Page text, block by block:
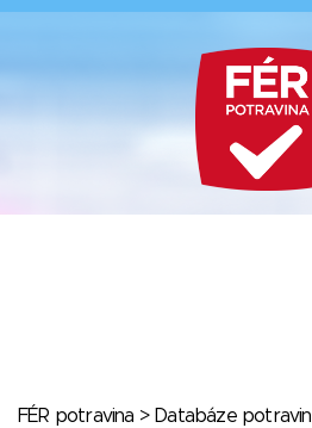
FÉR potravina > Databáze potravin